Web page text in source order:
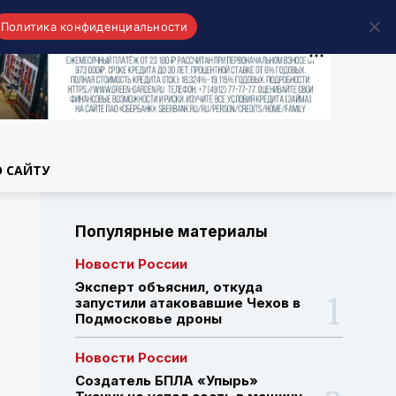
САЙТУ
Популярные материалы
Новости России
Эксперт объяснил, откуда
запустили атаковавшие Чехов в
Подмосковье дроны
Новости России
Создатель БПЛА «Упырь»
Политика конфиденциальности